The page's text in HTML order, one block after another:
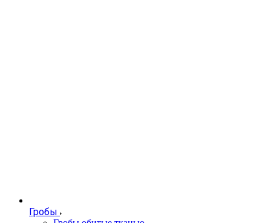
Гробы